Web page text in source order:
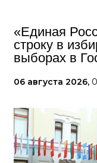
«Единая
строку в
выборах в
06 августа 2026,